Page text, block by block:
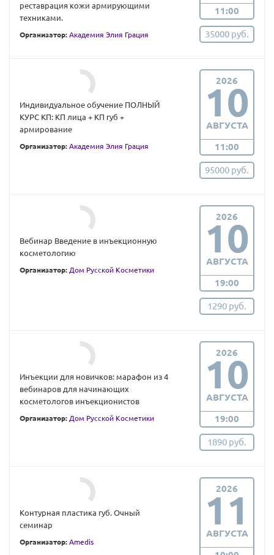
реставрация кожи армирующими
техниками.
Организатор: Академия Элия Грация
11:00
35000 руб.
Индивидуальное обучение ПОЛНЫЙ
КУРС КП: КП лица + КП губ +
армирование
Организатор: Академия Элия Грация
2026
10
АВГУСТА
11:00
95000 руб.
Вебинар Введение в инъекционную
косметологию
Организатор: Дом Русской Косметики
2026
10
АВГУСТА
19:00
1290 руб.
Инъекции для новичков: марафон из 4
вебинаров для начинающих
косметологов инъекционистов
Организатор: Дом Русской Косметики
2026
10
АВГУСТА
19:00
1890 руб.
Контурная пластика губ. Очный
семинар
Организатор: Amedis
2026
11
АВГУСТА